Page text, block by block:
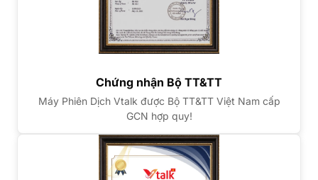
Chứng nhận Bộ TT&TT
Máy Phiên Dịch Vtalk được Bộ TT&TT Việt Nam cấp
GCN hợp quy!